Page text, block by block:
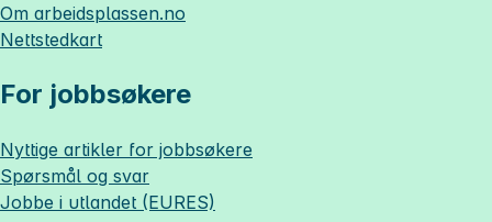
Om arbeidsplassen.no
Nettstedkart
For jobbsøkere
Nyttige artikler for jobbsøkere
Spørsmål og svar
Jobbe i utlandet (EURES)